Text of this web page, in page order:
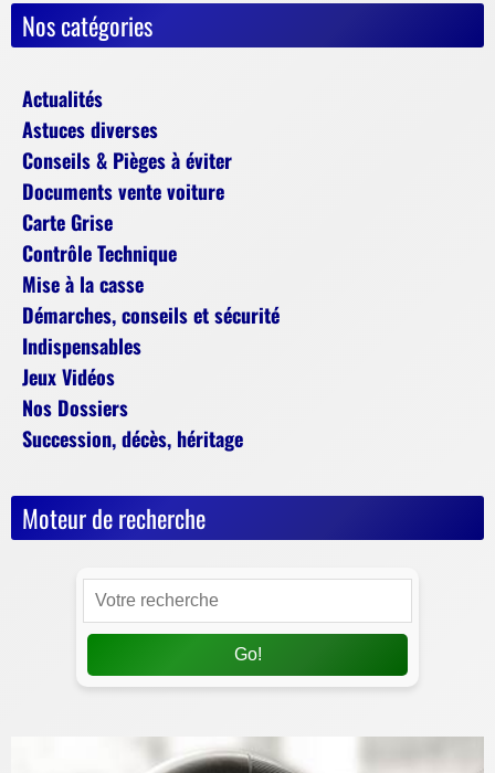
Nos catégories
Actualités
Astuces diverses
Conseils & Pièges à éviter
Documents vente voiture
Carte Grise
Contrôle Technique
Mise à la casse
Démarches, conseils et sécurité
Indispensables
Jeux Vidéos
Nos Dossiers
Succession, décès, héritage
Moteur de recherche
Go!